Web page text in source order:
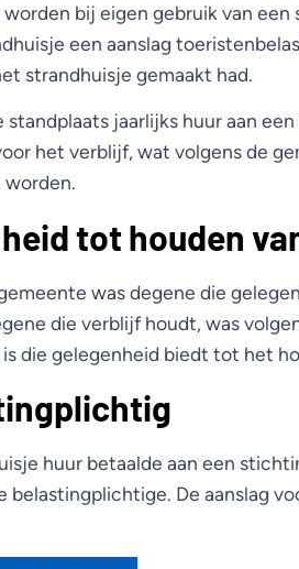
bij eigen gebruik van een
een aanslag
strandhuisje gemaakt had.
jaarlijks huur aan
het verblijf, wat volgens de
tot houden
was degene die
die verblijf houdt, was
die gelegenheid biedt tot het
huur betaalde aan een
De aanslag